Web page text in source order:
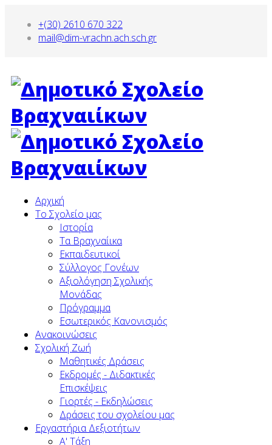
+(30) 2610 670 322
mail@dim-vrachn.ach.sch.gr
Αρχική
To Σχολείο μας
Ιστορία
Τα Βραχναίικα
Εκπαιδευτικοί
Σύλλογος Γονέων
Αξιολόγηση Σχολικής
Μονάδας
Πρόγραμμα
Εσωτερικός Κανονισμός
Ανακοινώσεις
Σχολική Ζωή
Μαθητικές Δράσεις
Εκδρομές - Διδακτικές
Επισκέψεις
Γιορτές - Εκδηλώσεις
Δράσεις του σχολείου μας
Εργαστήρια Δεξιοτήτων
Α' Τάξη